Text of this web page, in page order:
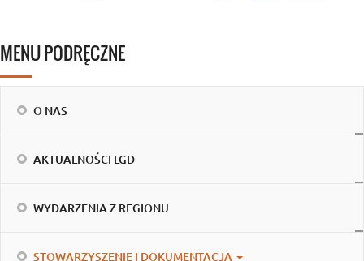
MENU PODRĘCZNE
O NAS
AKTUALNOŚCI LGD
WYDARZENIA Z REGIONU
STOWARZYSZENIE I DOKUMENTACJA